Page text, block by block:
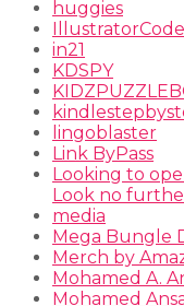
huggies
IllustratorCode
in21
KDSPY
lingoblaster
Link ByPass
Looking to
Look no
media
Mega Bungle
Merch by
Mohamed A.
Mohamed